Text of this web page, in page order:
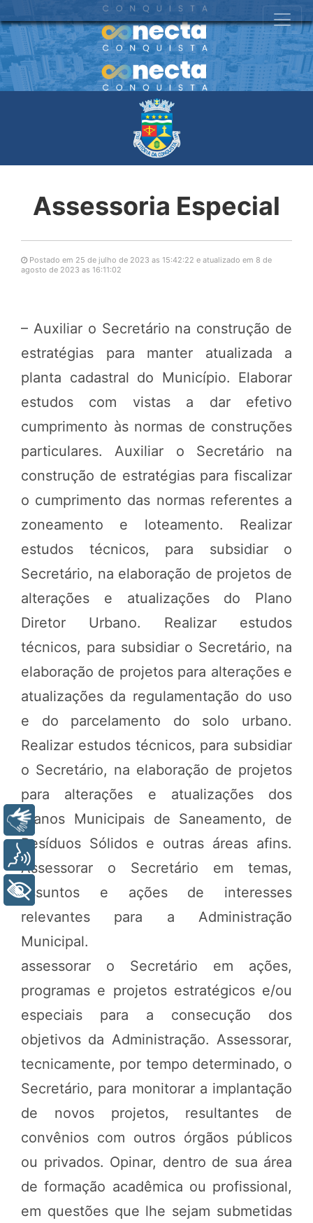
Assessoria Especial
Postado em 25 de julho de 2023 as 15:42:22 e atualizado em 8 de
agosto de 2023 as 16:11:02
– Auxiliar o Secretário na construção de
estratégias para manter atualizada a
planta cadastral do Município. Elaborar
estudos com vistas a dar efetivo
cumprimento às normas de construções
particulares. Auxiliar o Secretário na
construção de estratégias para fiscalizar
o cumprimento das normas referentes a
zoneamento e loteamento. Realizar
estudos técnicos, para subsidiar o
Secretário, na elaboração de projetos de
alterações e atualizações do Plano
Diretor Urbano. Realizar estudos
técnicos, para subsidiar o Secretário, na
elaboração de projetos para alterações e
atualizações da regulamentação do uso
e do parcelamento do solo urbano.
Realizar estudos técnicos, para subsidiar
o Secretário, na elaboração de projetos
para alterações e atualizações dos
Planos Municipais de Saneamento, de
Resíduos Sólidos e outras áreas afins.
Assessorar o Secretário em temas,
assuntos e ações de interesses
relevantes para a Administração
Municipal.
assessorar o Secretário em ações,
programas e projetos estratégicos e/ou
especiais para a consecução dos
objetivos da Administração. Assessorar,
tecnicamente, por tempo determinado, o
Secretário, para monitorar a implantação
de novos projetos, resultantes de
convênios com outros órgãos públicos
ou privados. Opinar, dentro de sua área
de formação acadêmica ou profissional,
em questões que lhe sejam submetidas
Libras
+ Acessibilidade